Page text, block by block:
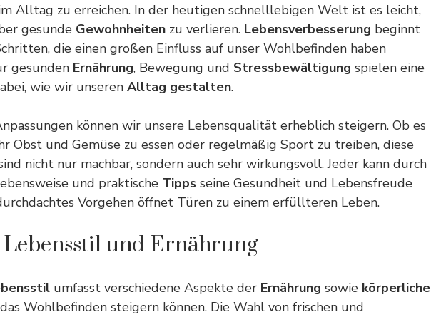
Alltag zu erreichen. In der heutigen schnelllebigen Welt ist es leicht,
gesunde Gewohnheiten zu verlieren. Lebensverbesserung beginnt
die einen großen Einfluss auf unser Wohlbefinden haben
gesunden Ernährung, Bewegung und Stressbewältigung spielen eine
wie wir unseren Alltag gestalten.
können wir unsere Lebensqualität erheblich steigern. Ob es
Obst und Gemüse zu essen oder regelmäßig Sport zu treiben, diese
nicht nur machbar, sondern auch sehr wirkungsvoll. Jeder kann durch
und praktische Tipps seine Gesundheit und Lebensfreude
Vorgehen öffnet Türen zu einem erfüllteren Leben.
Lebensstil und Ernährung
umfasst verschiedene Aspekte der Ernährung sowie körperliche
Wohlbefinden steigern können. Die Wahl von frischen und